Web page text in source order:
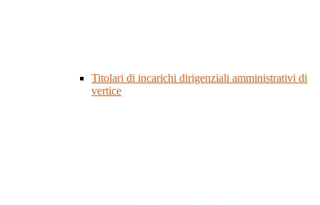
Titolari di incarichi dirigenziali amministrativi di
vertice